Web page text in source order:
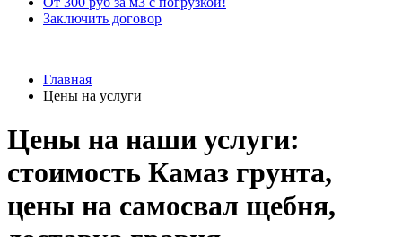
Заключить договор
Главная
Цены на услуги
Цены на наши услуги:
стоимость Камаз грунта,
цены на самосвал щебня,